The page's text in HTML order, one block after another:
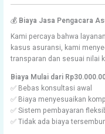
💰 Biaya Jasa Pengacara
Kami percaya bahwa
kasus asuransi, kami
transparan dan sesuai nilai
Biaya Mulai dari
✅ Bebas konsultasi awal
✅ Biaya menyesuaikan
✅ Sistem pembayaran
✅ Tidak ada biaya